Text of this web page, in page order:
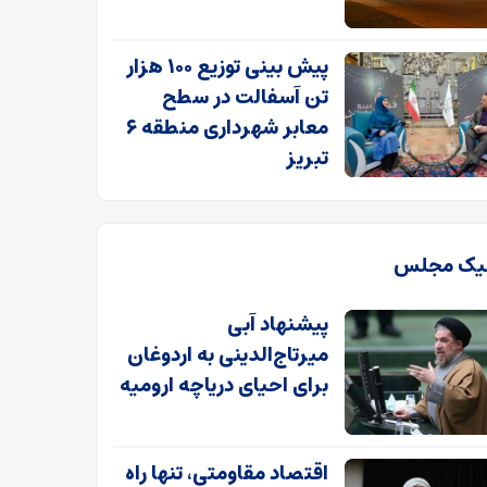
پیش بینی توزیع ۱۰۰ هزار
تن آسفالت در سطح
معابر شهرداری منطقه ۶
تبریز
مجلس
پیشنهاد آبی
میرتاج‌الدینی‌ به اردوغان
برای احیای دریاچه ارومیه
اقتصاد مقاومتی، تنها راه